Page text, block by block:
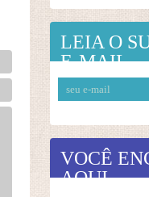
LEIA O
E-MAIL
VOCÊ
AQUI